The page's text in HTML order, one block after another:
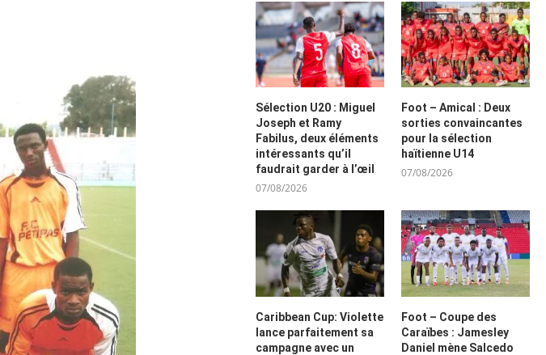
Sélection U20 : Miguel
Joseph et Ramy
Fabilus, deux éléments
intéressants qu’il
faudrait garder à l’œil
07/08/2026
Foot – Amical : Deux
sorties convaincantes
pour la sélection
haïtienne U14
07/08/2026
Caribbean Cup: Violette
lance parfaitement sa
campagne avec un
Foot – Coupe des
Caraïbes : Jamesley
Daniel mène Salcedo